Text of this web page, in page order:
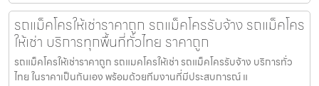
รถแม็คโครให้เช่าราคาถูก รถแม็คโครรับจ้าง รถแม็คโคร
ให้เช่า บริการทุกพื้นที่ทั่วไทย ราคาถูก
รถแม็คโครให้เช่าราคาถูก รถแมคโครให้เช่า รถแม็คโครรับจ้าง บริการทั่ว
ไทย ในราคาเป็นกันเอง พร้อมด้วยทีมงานที่มีประสบการณ์ แ